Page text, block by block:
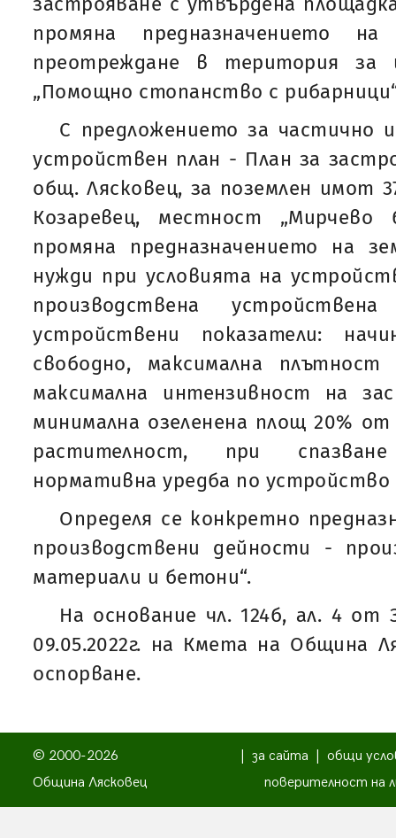
промяна предназначението
преотреждане в територия за
„Помощно стопанство с
С предложението за частично
устройствен план - План за
общ. Лясковец, за поземлен имот
Козаревец, местност „Мирчево
промяна предназначението на
нужди при условията на
производствена
устройствени показатели:
свободно, максимална
максимална интензивност на
минимална озеленена площ 20%
растителност, при
нормативна уредба по
Определя се конкретно
производствени дейности -
материали и бетони“.
На основание чл. 124б, ал. 4
09.05.2022г. на Кмета на Община
оспорване.
© 2000-2026
Община Лясковец
за сайта
общи
поверителност на